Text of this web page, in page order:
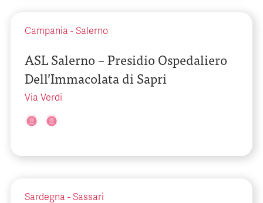
Campania - Salerno
ASL Salerno – Presidio Ospedaliero
Dell’Immacolata di Sapri
Via Verdi
Sardegna - Sassari